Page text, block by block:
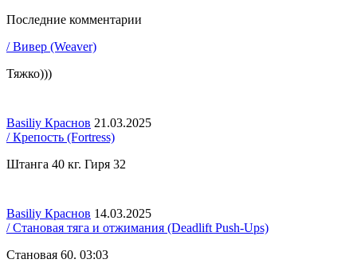
Последние комментарии
/ Вивер (Weaver)
Тяжко)))
Basiliy Краснов 21.03.2025
/ Крепость (Fortress)
Штанга 40 кг. Гиря 32
Basiliy Краснов 14.03.2025
/ Становая тяга и отжимания (Deadlift Push-Ups)
Становая 60. 03:03